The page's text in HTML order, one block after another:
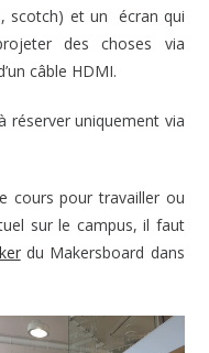
scotch) et un écran qui
des choses via
câble HDMI.
réserver uniquement via
cours pour travailler ou
sur le campus, il faut
du Makersboard dans